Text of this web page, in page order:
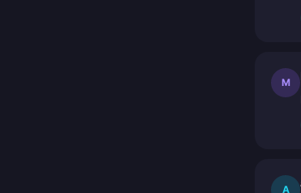
M
A